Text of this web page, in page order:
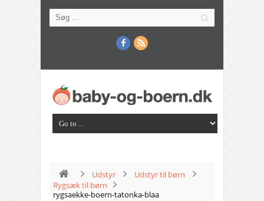
Udstyr
Udstyr til børn
Rygsæk til børn
rygsaekke-boern-tatonka-blaa